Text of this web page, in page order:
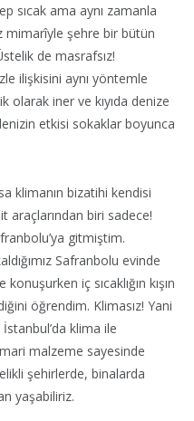
sıcak ama aynı zamanla
mimarîyle şehre bir bütün
de masrafsız!
ilişkisini aynı yöntemle
olarak iner ve kıyıda denize
etkisi sokaklar boyunca
klimanın bizatihi kendisi
araçlarından biri sadece!
gitmiştim.
Safranbolu evinde
iç sıcaklığın kışın
öğrendim. Klimasız! Yani
klima ile
malzeme sayesinde
şehirlerde, binalarda
yaşabiliriz.